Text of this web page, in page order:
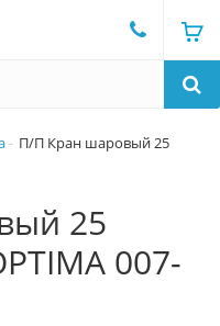
П/П Кран шаровый 25
25
007-